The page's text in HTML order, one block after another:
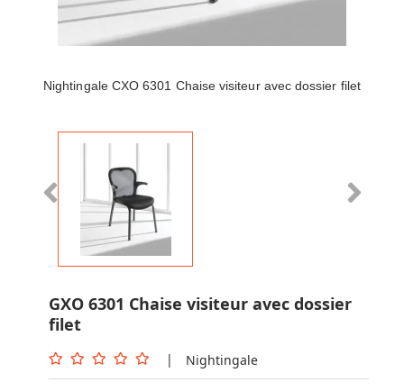
Nightingale CXO 6301 Chaise visiteur avec dossier filet
GXO 6301 Chaise visiteur avec dossier
filet
| Nightingale